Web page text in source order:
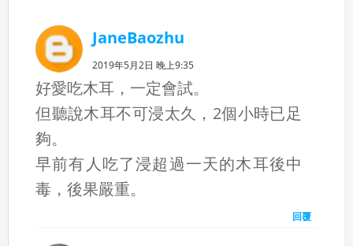
JaneBaozhu
2019年5月2日 晚上9:35
好愛吃木耳，一定會試。
但聽說木耳不可浸太久，2個小時已足
夠。
早前有人吃了浸超過一天的木耳後中
毒，後果嚴重。
回覆